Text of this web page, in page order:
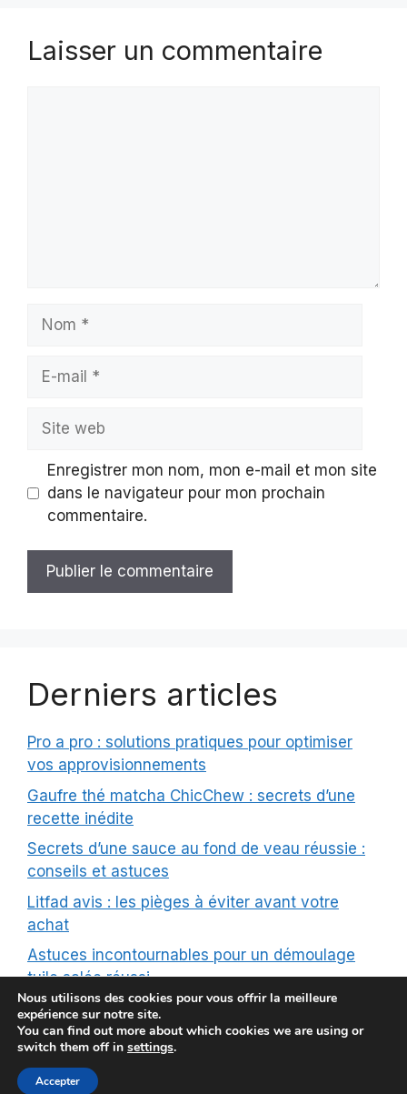
Laisser un commentaire
mail
web
Enregistrer mon nom, mon e-mail et mon site
dans le navigateur pour mon prochain
commentaire.
Derniers articles
Pro a pro : solutions pratiques pour optimiser
vos approvisionnements
Gaufre thé matcha ChicChew : secrets d’une
recette inédite
Secrets d’une sauce au fond de veau réussie :
conseils et astuces
Litfad avis : les pièges à éviter avant votre
achat
Astuces incontournables pour un démoulage
tuile salée réussi
Nous utilisons des cookies pour vous offrir la meilleure
expérience sur notre site.
You can find out more about which cookies we are using or
switch them off in settings.
Accepter